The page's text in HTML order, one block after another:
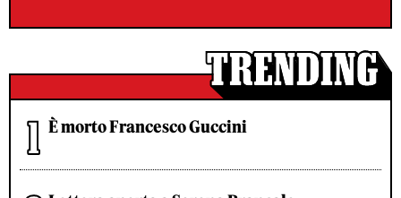
È morto Francesco Guccini